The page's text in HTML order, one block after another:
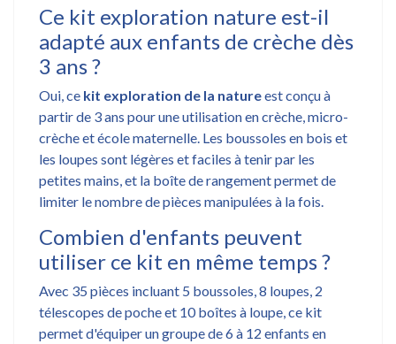
Ce kit exploration nature est-il
adapté aux enfants de crèche dès
3 ans ?
Oui, ce kit exploration de la natureest conçu à
partir de 3 ans pour une utilisation en crèche, micro-
crèche et école maternelle. Les boussoles en bois et
les loupes sont légères et faciles à tenir par les
petites mains, et la boîte de rangement permet de
limiter le nombre de pièces manipulées à la fois.
Combien d'enfants peuvent
utiliser ce kit en même temps ?
Avec 35 pièces incluant 5 boussoles, 8 loupes, 2
télescopes de poche et 10 boîtes à loupe, ce kit
permet d'équiper un groupe de 6 à 12 enfants en